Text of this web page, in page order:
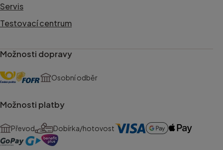
Servis
Testovací centrum
Možnosti dopravy
Osobní odběr
Možnosti platby
Převod Dobírka/hotovost